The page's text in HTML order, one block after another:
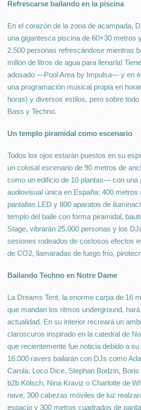
Refrescarse bailando en la piscina
En el corazón de la zona de acampada,
una gigantesca piscina de 60×30 metros
2.500 personas refrescándose mientras
millón de litros de agua para llenarla!
adosado —Pool Area by Impulsa— y en
una programación musical propia en
horas) y diversos estilos, pero sobre
Bass y Techno.
Un templo piramidal como escenario
Todos los ojos estarán puestos en su
un colosal escenario de 90 metros de
como un edificio de 10 plantas— con una
audiovisual única en España: 400 metros
pantallas LED y 800 aparatos de
templo del baile con forma piramidal,
Stage, vibrarán 25.000 personas y los
sesiones rodeados de costosos efectos
de CO2, llamaradas de fuego frío,
Bailando Techno en Notre Dame
La Dreams Tent, la enorme carpa de 16
que mandan los ritmos underground,
actualidad. En su interior recreará un
claroscuros inspirado en la catedral de
que recientemente fue noticia debido a
16.000 ravers bailarán con DJs como
Carola, Loco Dice, Stephan Bodzin,
b2b Kölsch, Nina Kraviz o Charlotte de
nave, 300 cabezas móviles de luz
espacio y 300 metros cuadrados de